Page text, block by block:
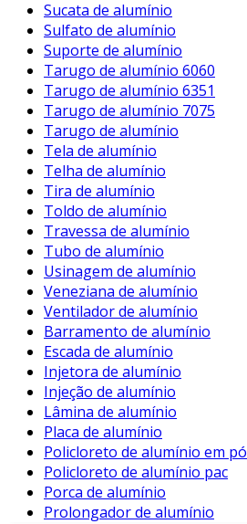
Sucata de alumínio
Sulfato de alumínio
Suporte de alumínio
Tarugo de alumínio 6060
Tarugo de alumínio 6351
Tarugo de alumínio 7075
Tarugo de alumínio
Tela de alumínio
Telha de alumínio
Tira de alumínio
Toldo de alumínio
Travessa de alumínio
Tubo de alumínio
Usinagem de alumínio
Veneziana de alumínio
Ventilador de alumínio
Barramento de alumínio
Escada de alumínio
Injetora de alumínio
Injeção de alumínio
Lâmina de alumínio
Placa de alumínio
Policloreto de alumínio em pó
Policloreto de alumínio pac
Porca de alumínio
Prolongador de alumínio